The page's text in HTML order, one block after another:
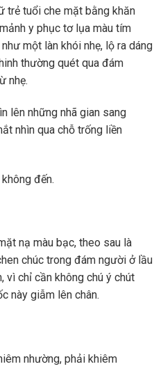
trẻ tuổi che mặt bằng khăn
y phục tơ lụa màu tím
một làn khói nhẹ, lộ ra dáng
thường quét qua đám
nhẹ.
lên những nhã gian sang
nhìn qua chỗ trống liền
đến.
nạ màu bạc, theo sau là
chúc trong đám người ở lầu
vì chỉ cần không chú ý chút
này giẫm lên chân.
nhường, phải khiêm